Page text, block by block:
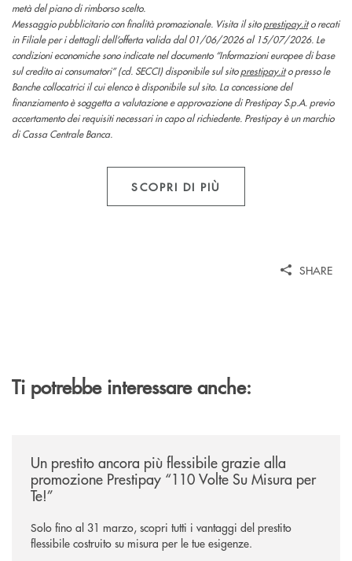
metà del piano di rimborso scelto.
Messaggio pubblicitario con finalità promozionale. Visita il sitoprestipay.ito recati
in Filiale per i dettagli dell’offerta valida dal 01/06/2026 al 15/07/2026. Le
condizioni economiche sono indicate nel documento “Informazioni europee di base
sul credito ai consumatori” (cd. SECCI) disponibile sul sitoprestipay.ito presso le
Banche collocatrici il cui elenco è disponibile sul sito. La concessione del
finanziamento è soggetta a valutazione e approvazione di Prestipay S.p.A. previo
accertamento dei requisiti necessari in capo al richiedente. Prestipay è un marchio
di Cassa Centrale Banca.
SCOPRI DI PIÙ
SHARE
Ti potrebbe interessare anche:
Un prestito ancora più flessibile grazie alla
promozione Prestipay “110 Volte Su Misura per
Te!”
Solo fino al 31 marzo, scopri tutti i vantaggi del prestito
flessibile costruito su misura per le tue esigenze.